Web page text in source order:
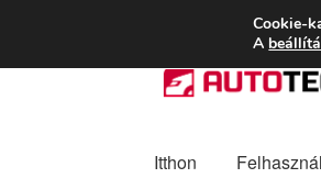
Ugrás
a
Kilépés
a
Itthon
Cookie-
A